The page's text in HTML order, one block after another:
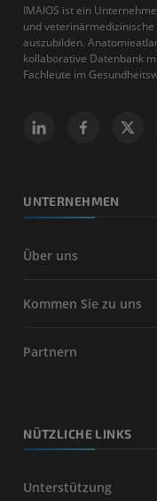
IMAIOS ist ein
und
auszubilden.
kollaborative Datenbank
Fachleute im
UNTERNEHMEN
Über uns
Kommen Sie zu uns
Partnern
NÜTZLICHE LINKS
Unterstützung